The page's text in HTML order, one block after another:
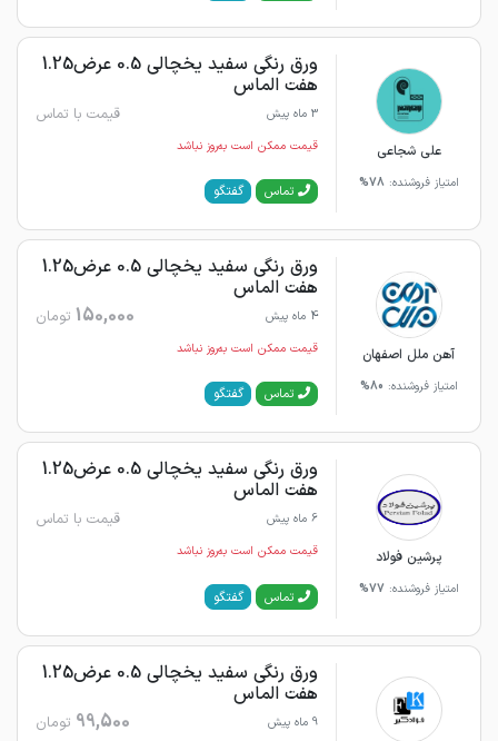
علی شجاعی
امتیاز فروشنده: 78%
ورق رنگی سفید یخچالی 0.5 عرض1.25
هفت الماس
3 ماه پیش قیمت با تماس
قیمت ممکن است به‌روز نباشد
تماس گفتگو
آهن ملل اصفهان
امتیاز فروشنده: 80%
ورق رنگی سفید یخچالی 0.5 عرض1.25
هفت الماس
4 ماه پیش 150,000 تومان
قیمت ممکن است به‌روز نباشد
تماس گفتگو
پرشین فولاد
امتیاز فروشنده: 77%
ورق رنگی سفید یخچالی 0.5 عرض1.25
هفت الماس
6 ماه پیش قیمت با تماس
قیمت ممکن است به‌روز نباشد
تماس گفتگو
ورق رنگی سفید یخچالی 0.5 عرض1.25
هفت الماس
9 ماه پیش 99,500 تومان